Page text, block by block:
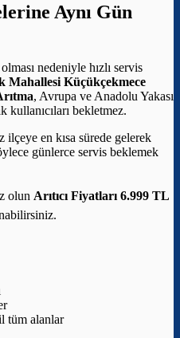
Aynı Gün
nedeniyle hızlı servis
Mahallesi Küçükçekmece
, Avrupa ve Anadolu Yakası
kullanıcıları bekletmez.
en kısa sürede gelerek
günlerce servis beklemek
olun Arıtıcı Fiyatları 6.999 TL
tüm alanlar